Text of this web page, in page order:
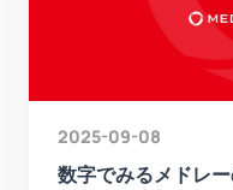
2025-09-08
数字でみるメドレ